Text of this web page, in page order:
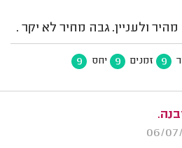
ולעניין. גבה מחיר לא יקר .
9 זמנים 9 יחס 9